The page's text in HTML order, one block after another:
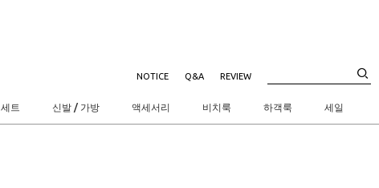
NOTICE Q&A REVIEW
세트 신발 / 가방 액세서리 비치룩 하객룩 세일